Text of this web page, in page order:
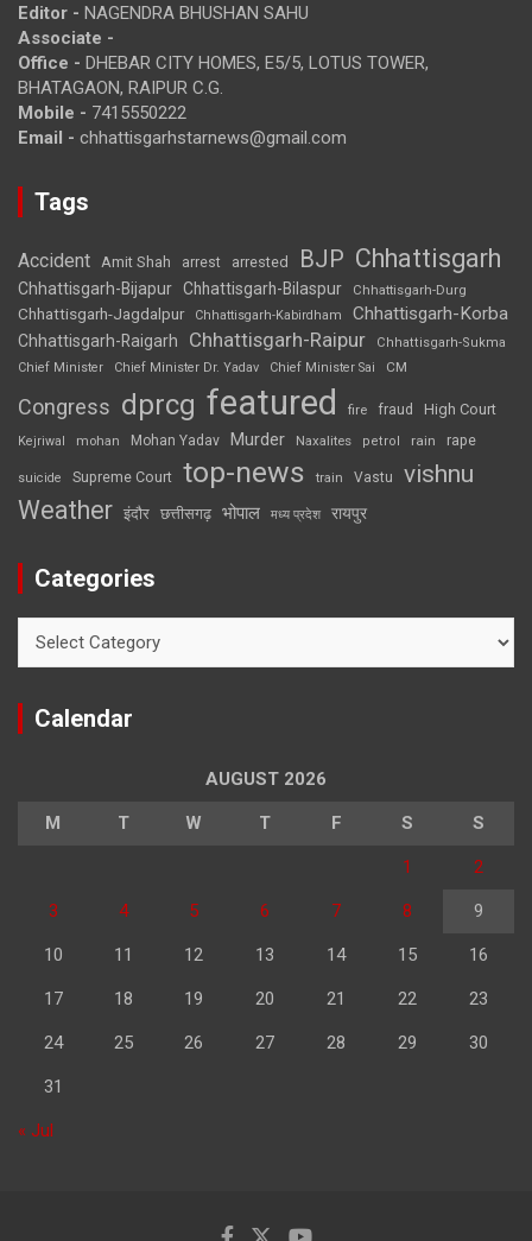
Editor - NAGENDRA BHUSHAN SAHU
Associate -
Office - DHEBAR CITY HOMES, E5/5, LOTUS TOWER,
BHATAGAON, RAIPUR C.G.
Mobile - 7415550222
Email - chhattisgarhstarnews@gmail.com
Tags
Accident Amit Shah arrest arrested BJP Chhattisgarh
Chhattisgarh-Bijapur Chhattisgarh-Bilaspur Chhattisgarh-Durg
Chhattisgarh-Jagdalpur Chhattisgarh-Kabirdham Chhattisgarh-Korba
Chhattisgarh-Raigarh Chhattisgarh-Raipur
Chhattisgarh-Sukma
Chief Minister
Chief Minister Dr. Yadav Chief Minister Sai CM
Congress dprcg featured fire fraud High Court
Kejriwal mohan Mohan Yadav Murder Naxalites petrol rain rape
suicide Supreme Court top-news train Vastu vishnu
Weather इंदौर छत्तीसगढ़ भोपाल मध्य प्रदेश रायपुर
Categories
Calendar
AUGUST 2026
M T W T F S S
1 2
3 4 5 6 7 8 9
10 11 12 13 14 15 16
17 18 19 20 21 22 23
24 25 26 27 28 29 30
31
« Jul